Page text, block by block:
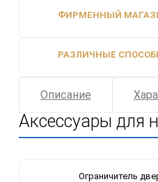
ФИРМЕННЫЙ
РАЗЛИЧНЫЕ
Описание
Аксессуары для
Ограничитель